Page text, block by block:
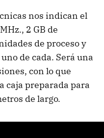
nos indican el
2 GB de
de proceso y
de cada. Será una
con lo que
caja preparada para
de largo.